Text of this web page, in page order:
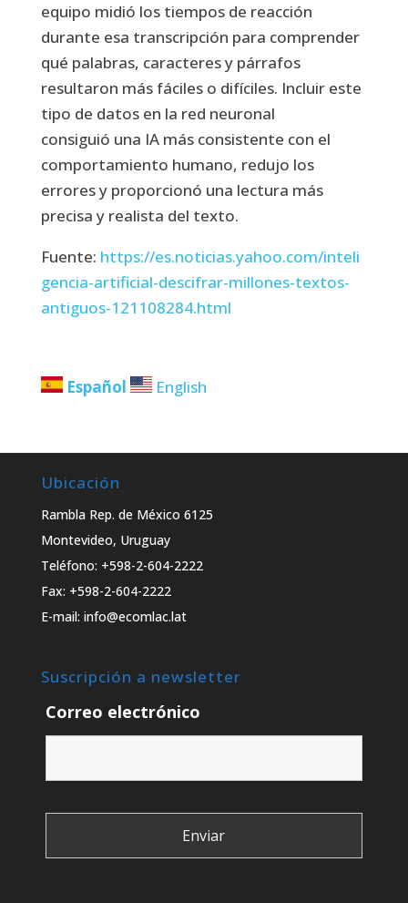
equipo midió los tiempos de reacción
durante esa transcripción para comprender
qué palabras, caracteres y párrafos
resultaron más fáciles o difíciles. Incluir este
tipo de datos en la red neuronal
consiguió una IA más consistente con el
comportamiento humano, redujo los
errores y proporcionó una lectura más
precisa y realista del texto.
Fuente: https://es.noticias.yahoo.com/inteli
gencia-artificial-descifrar-millones-textos-
antiguos-121108284.html
Español English
Ubicación
Rambla Rep. de México 6125
Montevideo, Uruguay
Teléfono: +598-2-604-2222
Fax: +598-2-604-2222
E-mail: info@ecomlac.lat
Suscripción a newsletter
Correo electrónico